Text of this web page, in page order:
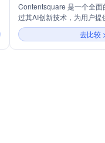
Contentsquare 是一个全
过其AI创新技术，为用户
谈。平台提供包括体验分
声、体验监控等功能，助
去比较